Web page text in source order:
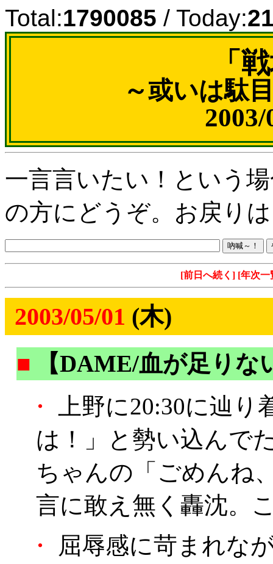
Total:1790085 / Today:
「
～或いは駄
一言言いたい！という
の方にどうぞ。お戻りは
[前日へ続く] [年次一
2003/05/01 (木)
■
【DAME/血が足り
・
上野に20:30に辿
は！」と勢い込んで
ちゃんの「ごめんね
言に敢え無く轟沈。
・
屈辱感に苛まれな